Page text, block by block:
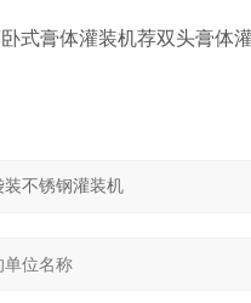
卧式膏体灌装机荐双头膏体